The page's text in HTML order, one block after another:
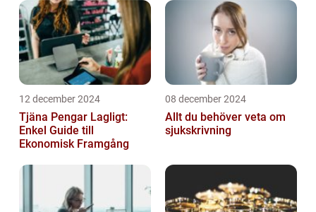
12 december 2024
Tjäna Pengar Lagligt:
Enkel Guide till
Ekonomisk Framgång
08 december 2024
Allt du behöver veta om
sjukskrivning